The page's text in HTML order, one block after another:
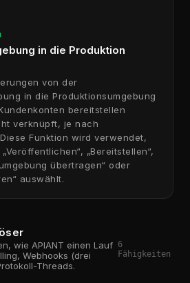
in die Produktion
von der
in die Produktionsumgebung
bereitstellen
verknüpft, je nach
Funktion wird verwendet,
„Bereitstellen“,
übertragen“ oder
auswählt.
wie APIANT einen Lauf
Webhooks (drei
Threads.
6
Fähigkeiten